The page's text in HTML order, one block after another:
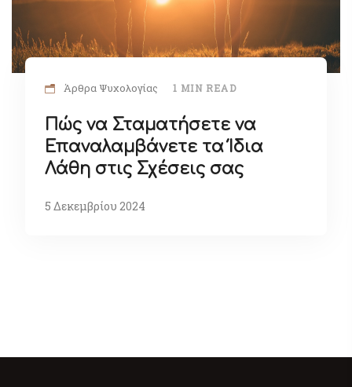
Άρθρα Ψυχολογίας 1 MIN READ
Πώς να Σταματήσετε να
Επαναλαμβάνετε τα Ίδια
Λάθη στις Σχέσεις σας
5 Δεκεμβρίου 2024